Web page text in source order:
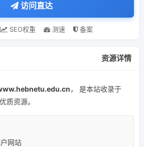
访问直达
SEO权重 测速 备案
资源详情
， 是本站收录于
质资源。
网站